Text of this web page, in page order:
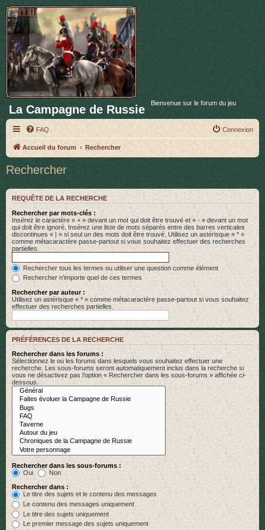
La Campagne de Russie Bienvenue sur le forum du jeu
FAQ Connexion
Accueil du forum Rechercher
Rechercher
REQUÊTE DE LA RECHERCHE
Rechercher par mots-clés :
Insérez le caractère « + » devant un mot qui doit être trouvé et « - » devant un mot
qui doit être ignoré. Insérez une liste de mots séparés entre des barres verticales
discontinues « | » si seul un des mots doit être trouvé. Utilisez un astérisque « * »
comme métacaractère passe-partout si vous souhaitez effectuer des recherches
partielles.
Rechercher tous les termes ou utiliser une question comme élément
Rechercher n’importe quel de ces termes
Rechercher par auteur :
Utilisez un astérisque « * » comme métacaractère passe-partout si vous souhaitez
effectuer des recherches partielles.
PRÉFÉRENCES DE LA RECHERCHE
Rechercher dans les forums :
Sélectionnez le ou les forums dans lesquels vous souhaitez effectuer une
recherche. Les sous-forums seront automatiquement inclus dans la recherche si
vous ne désactivez pas l’option « Rechercher dans les sous-forums » affichée ci-
dessous.
Rechercher dans les sous-forums :
Oui
Non
Rechercher dans :
Le titre des sujets et le contenu des messages
Le contenu des messages uniquement
Le titre des sujets uniquement
Le premier message des sujets uniquement